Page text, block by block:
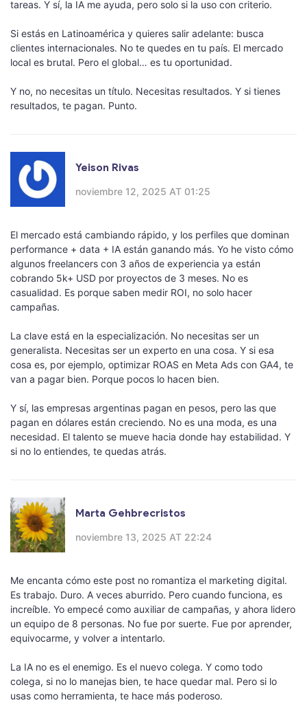
tareas. Y sí, la IA me ayuda, pero solo si la uso con criterio.
Si estás en Latinoamérica y quieres salir adelante: busca
clientes internacionales. No te quedes en tu país. El mercado
local es brutal. Pero el global… es tu oportunidad.
Y no, no necesitas un título. Necesitas resultados. Y si tienes
resultados, te pagan. Punto.
Yeison Rivas
noviembre 12, 2025 AT 01:25
El mercado está cambiando rápido, y los perfiles que dominan
performance + data + IA están ganando más. Yo he visto cómo
algunos freelancers con 3 años de experiencia ya están
cobrando 5k+ USD por proyectos de 3 meses. No es
casualidad. Es porque saben medir ROI, no solo hacer
campañas.
La clave está en la especialización. No necesitas ser un
generalista. Necesitas ser un experto en una cosa. Y si esa
cosa es, por ejemplo, optimizar ROAS en Meta Ads con GA4, te
van a pagar bien. Porque pocos lo hacen bien.
Y sí, las empresas argentinas pagan en pesos, pero las que
pagan en dólares están creciendo. No es una moda, es una
necesidad. El talento se mueve hacia donde hay estabilidad. Y
si no lo entiendes, te quedas atrás.
Marta Gehbrecristos
noviembre 13, 2025 AT 22:24
Me encanta cómo este post no romantiza el marketing digital.
Es trabajo. Duro. A veces aburrido. Pero cuando funciona, es
increíble. Yo empecé como auxiliar de campañas, y ahora lidero
un equipo de 8 personas. No fue por suerte. Fue por aprender,
equivocarme, y volver a intentarlo.
La IA no es el enemigo. Es el nuevo colega. Y como todo
colega, si no lo manejas bien, te hace quedar mal. Pero si lo
usas como herramienta, te hace más poderoso.